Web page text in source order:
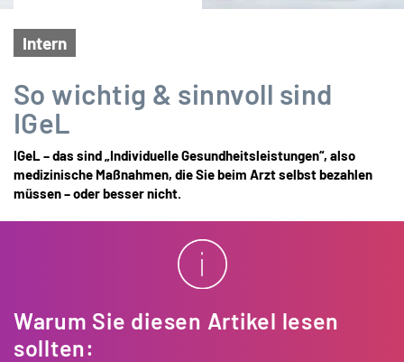
Intern
So wichtig & sinnvoll sind
IGeL
IGeL – das sind „Individuelle Gesundheitsleistungen“, also
medizinische Maßnahmen, die Sie beim Arzt selbst bezahlen
müssen – oder besser nicht.
Warum Sie diesen Artikel lesen
sollten: